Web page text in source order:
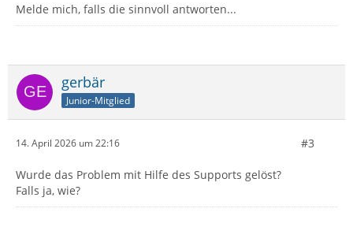
Melde mich, falls die sinnvoll antworten...
gerbär
Junior-Mitglied
14. April 2026 um 22:16 #3
Wurde das Problem mit Hilfe des Supports gelöst?
Falls ja, wie?